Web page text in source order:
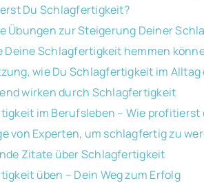
Du Schlagfertigkeit?
Übungen zur Steigerung Deiner
Deine Schlagfertigkeit hemmen
wie Du Schlagfertigkeit im
wirken durch Schlagfertigkeit
im Berufsleben – Wie profitierst
von Experten, um schlagfertig zu
Zitate über Schlagfertigkeit
üben – Dein Weg zum Erfolg